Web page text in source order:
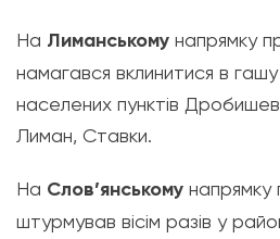
На Лиманському напрямку
намагався вклинитися в
населених пунктів
Лиман, Ставки.
На Слов’янському напрямку
штурмував вісім разів у